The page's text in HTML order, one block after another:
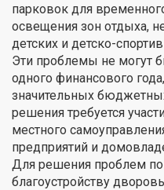
парковок для
освещения зон отдыха,
детских и детско-
Эти проблемы не могут
одного финансового
значительных
решения требуется
местного
предприятий и
Для решения проблем
благоустройству